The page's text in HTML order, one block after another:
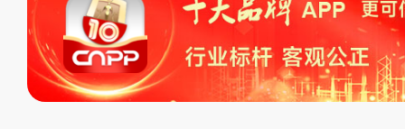
复制、转载、商用。本站不生产产
不代理、不招商、不提供中介服务。
持投资购买的观点或意见，页面信息